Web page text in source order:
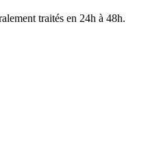
traités en 24h à 48h.